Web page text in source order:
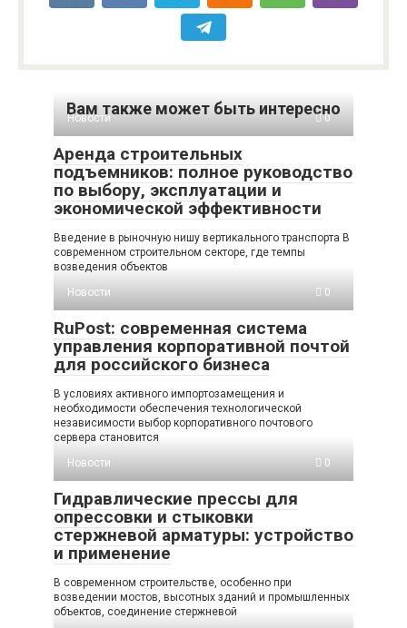
Вам также может быть интересно
Новости 0
Аренда строительных
подъемников: полное руководство
по выбору, эксплуатации и
экономической эффективности
Введение в рыночную нишу вертикального транспорта В
современном строительном секторе, где темпы
возведения объектов
Новости
0
RuPost: современная система
управления корпоративной почтой
для российского бизнеса
В условиях активного импортозамещения и
необходимости обеспечения технологической
независимости выбор корпоративного почтового
сервера становится
Новости
0
Гидравлические прессы для
опрессовки и стыковки
стержневой арматуры: устройство
и применение
В современном строительстве, особенно при
возведении мостов, высотных зданий и промышленных
объектов, соединение стержневой